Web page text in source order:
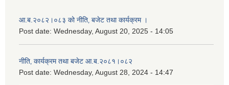
आ.ब.२०८२।०८३ को नीति‚ बजेट तथा कार्यक्रम ।
Post date: Wednesday, August 20, 2025 - 14:05
नीति‚ कार्यक्रम तथा बजेट आ.ब.२०८१।०८२
Post date: Wednesday, August 28, 2024 - 14:47